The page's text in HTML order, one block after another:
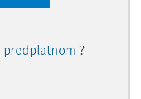
predplatnom ?